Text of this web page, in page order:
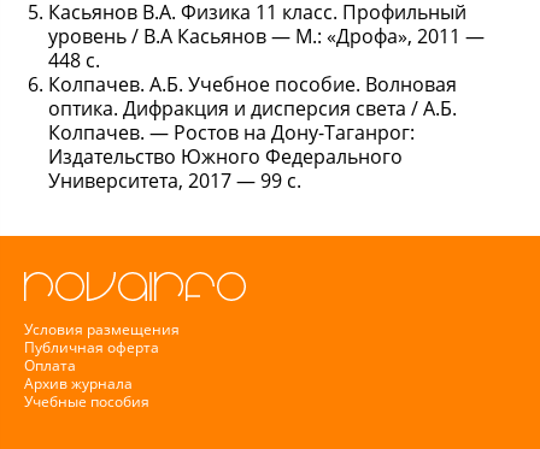
Касьянов В.А. Физика 11 класс. Профильный
уровень / В.А Касьянов — М.: «Дрофа», 2011 —
448 с.
Колпачев. А.Б. Учебное пособие. Волновая
оптика. Дифракция и дисперсия света / А.Б.
Колпачев. — Ростов на Дону-Таганрог:
Издательство Южного Федерального
Университета, 2017 — 99 с.
Условия размещения
Публичная оферта
Оплата
Архив журнала
Учебные пособия